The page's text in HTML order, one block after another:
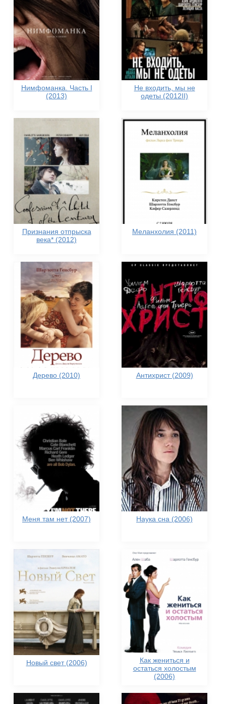
Нимфоманка. Часть I
(2013)
Не входить, мы не
одеты (2012II)
Признания отпрыска
века* (2012)
Меланхолия (2011)
Дерево (2010) Антихрист (2009)
Меня там нет (2007) Наука сна (2006)
Новый свет (2006)
Как жениться и
остаться холостым
(2006)